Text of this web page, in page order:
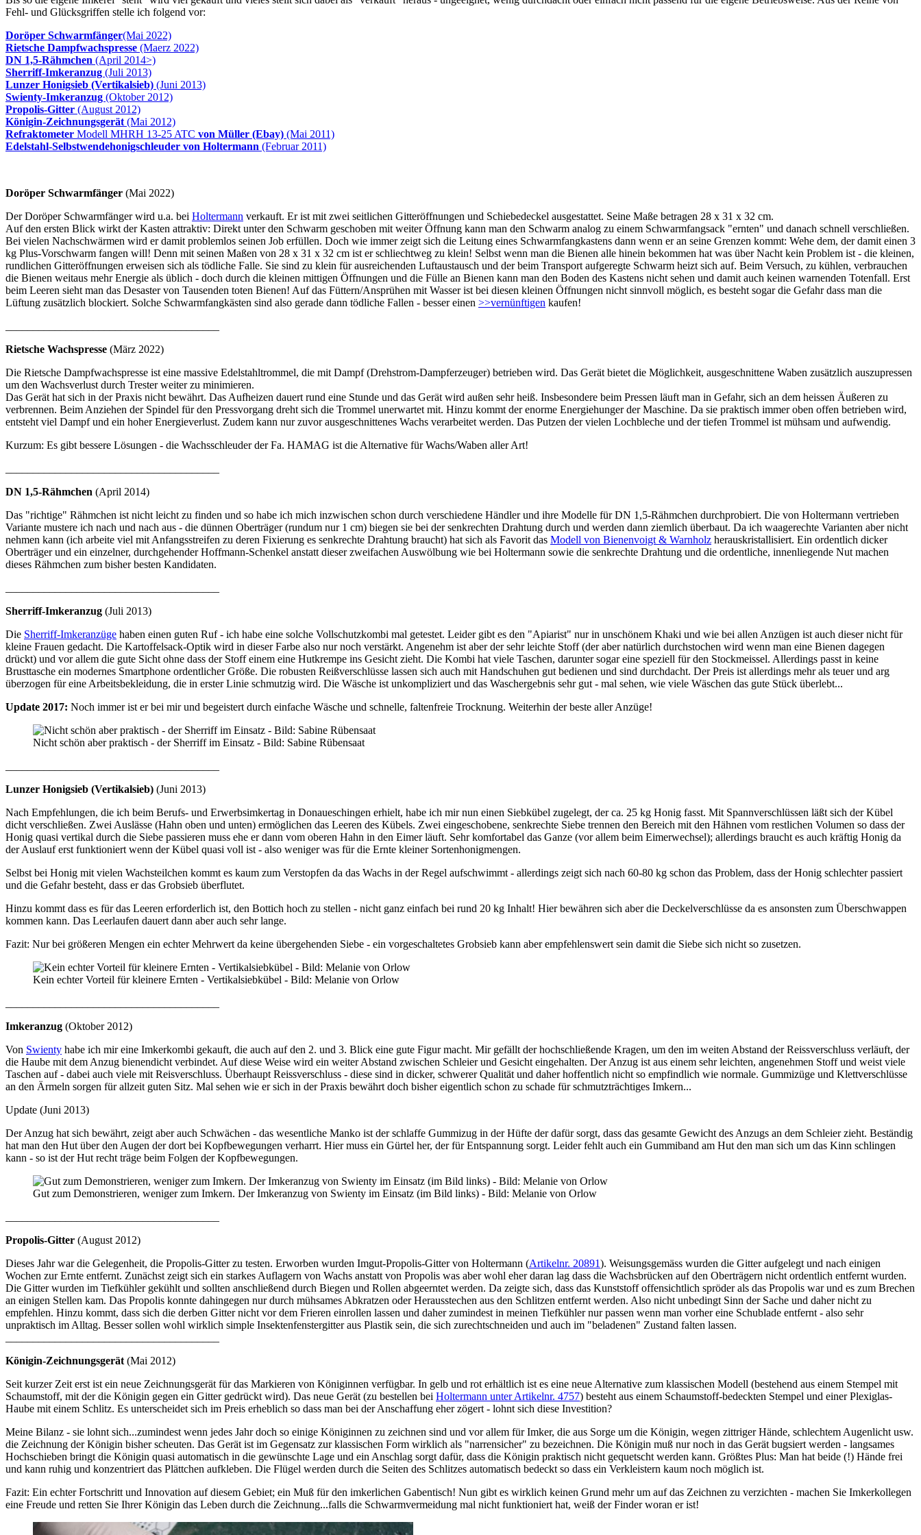
Fehl- und Glücksgriffen stelle ich folgend vor:
Doröper Schwarmfänger(Mai 2022)
Rietsche Dampfwachspresse (Maerz 2022)
DN 1,5-Rähmchen (April 2014>)
Sherriff-Imkeranzug (Juli 2013)
Lunzer Honigsieb (Vertikalsieb) (Juni 2013)
Swienty-Imkeranzug (Oktober 2012)
Propolis-Gitter (August 2012)
Königin-Zeichnungsgerät (Mai 2012)
Refraktometer Modell MHRH 13-25 ATC von Müller (Ebay) (Mai 2011)
Edelstahl-Selbstwendehonigschleuder von Holtermann (Februar 2011)
Doröper Schwarmfänger (Mai 2022)
Der Doröper Schwarmfänger wird u.a. bei Holtermann verkauft. Er ist mit zwei seitlichen Gitteröffnungen und Schiebedeckel ausgestattet. Seine Maße betragen 28 x 31 x 32 cm.
Auf den ersten Blick wirkt der Kasten attraktiv: Direkt unter den Schwarm geschoben mit weiter Öffnung kann man den Schwarm analog zu einem Schwarmfangsack "ernten" und danach schnell verschließen.
Bei vielen Nachschwärmen wird er damit problemlos seinen Job erfüllen. Doch wie immer zeigt sich die Leitung eines Schwarmfangkastens dann wenn er an seine Grenzen kommt: Wehe dem, der damit einen 3
kg Plus-Vorschwarm fangen will! Denn mit seinen Maßen von 28 x 31 x 32 cm ist er schliechtweg zu klein! Selbst wenn man die Bienen alle hinein bekommen hat was über Nacht kein Problem ist - die kleinen,
rundlichen Gitteröffnungen erweisen sich als tödliche Falle. Sie sind zu klein für ausreichenden Luftaustausch und der beim Transport aufgeregte Schwarm heizt sich auf. Beim Versuch, zu kühlen, verbrauchen
die Bienen weitaus mehr Energie als üblich - doch durch die kleinen mittigen Öffnungen und die Fülle an Bienen kann man den Boden des Kastens nicht sehen und damit auch keinen warnenden Totenfall. Erst
beim Leeren sieht man das Desaster von Tausenden toten Bienen! Auf das Füttern/Ansprühen mit Wasser ist bei diesen kleinen Öffnungen nicht sinnvoll möglich, es besteht sogar die Gefahr dass man die
Lüftung zusätzlich blockiert. Solche Schwarmfangkästen sind also gerade dann tödliche Fallen - besser einen >>vernünftigen kaufen!
Rietsche Wachspresse (März 2022)
Die Rietsche Dampfwachspresse ist eine massive Edelstahltrommel, die mit Dampf (Drehstrom-Dampferzeuger) betrieben wird. Das Gerät bietet die Möglichkeit, ausgeschnittene Waben zusätzlich auszupressen
um den Wachsverlust durch Trester weiter zu minimieren.
Das Gerät hat sich in der Praxis nicht bewährt. Das Aufheizen dauert rund eine Stunde und das Gerät wird außen sehr heiß. Insbesondere beim Pressen läuft man in Gefahr, sich an dem heissen Äußeren zu
verbrennen. Beim Anziehen der Spindel für den Pressvorgang dreht sich die Trommel unerwartet mit. Hinzu kommt der enorme Energiehunger der Maschine. Da sie praktisch immer oben offen betrieben wird,
entsteht viel Dampf und ein hoher Energieverlust. Zudem kann nur zuvor ausgeschnittenes Wachs verarbeitet werden. Das Putzen der vielen Lochbleche und der tiefen Trommel ist mühsam und aufwendig.
Kurzum: Es gibt bessere Lösungen - die Wachsschleuder der Fa. HAMAG ist die Alternative für Wachs/Waben aller Art!
DN 1,5-Rähmchen (April 2014)
Das "richtige" Rähmchen ist nicht leicht zu finden und so habe ich mich inzwischen schon durch verschiedene Händler und ihre Modelle für DN 1,5-Rähmchen durchprobiert. Die von Holtermann vertrieben
Variante mustere ich nach und nach aus - die dünnen Oberträger (rundum nur 1 cm) biegen sie bei der senkrechten Drahtung durch und werden dann ziemlich überbaut. Da ich waagerechte Varianten aber nicht
nehmen kann (ich arbeite viel mit Anfangsstreifen zu deren Fixierung es senkrechte Drahtung braucht) hat sich als Favorit das Modell von Bienenvoigt & Warnholz herauskristallisiert. Ein ordentlich dicker
Oberträger und ein einzelner, durchgehender Hoffmann-Schenkel anstatt dieser zweifachen Auswölbung wie bei Holtermann sowie die senkrechte Drahtung und die ordentliche, innenliegende Nut machen
dieses Rähmchen zum bisher besten Kandidaten.
Sherriff-Imkeranzug (Juli 2013)
Die Sherriff-Imkeranzüge haben einen guten Ruf - ich habe eine solche Vollschutzkombi mal getestet. Leider gibt es den "Apiarist" nur in unschönem Khaki und wie bei allen Anzügen ist auch dieser nicht für
kleine Frauen gedacht. Die Kartoffelsack-Optik wird in dieser Farbe also nur noch verstärkt. Angenehm ist aber der sehr leichte Stoff (der aber natürlich durchstochen wird wenn man eine Bienen dagegen
drückt) und vor allem die gute Sicht ohne dass der Stoff einem eine Hutkrempe ins Gesicht zieht. Die Kombi hat viele Taschen, darunter sogar eine speziell für den Stockmeissel. Allerdings passt in keine
Brusttasche ein modernes Smartphone ordentlicher Größe. Die robusten Reißverschlüsse lassen sich auch mit Handschuhen gut bedienen und sind durchdacht. Der Preis ist allerdings mehr als teuer und arg
überzogen für eine Arbeitsbekleidung, die in erster Linie schmutzig wird. Die Wäsche ist unkompliziert und das Waschergebnis sehr gut - mal sehen, wie viele Wäschen das gute Stück überlebt...
Update 2017: Noch immer ist er bei mir und begeistert durch einfache Wäsche und schnelle, faltenfreie Trocknung. Weiterhin der beste aller Anzüge!
Nicht schön aber praktisch - der Sherriff im Einsatz - Bild: Sabine Rübensaat
Lunzer Honigsieb (Vertikalsieb) (Juni 2013)
Nach Empfehlungen, die ich beim Berufs- und Erwerbsimkertag in Donaueschingen erhielt, habe ich mir nun einen Siebkübel zugelegt, der ca. 25 kg Honig fasst. Mit Spannverschlüssen läßt sich der Kübel
dicht verschließen. Zwei Auslässe (Hahn oben und unten) ermöglichen das Leeren des Kübels. Zwei eingeschobene, senkrechte Siebe trennen den Bereich mit den Hähnen vom restlichen Volumen so dass der
Honig quasi vertikal durch die Siebe passieren muss ehe er dann vom oberen Hahn in den Eimer läuft. Sehr komfortabel das Ganze (vor allem beim Eimerwechsel); allerdings braucht es auch kräftig Honig da
der Auslauf erst funktioniert wenn der Kübel quasi voll ist - also weniger was für die Ernte kleiner Sortenhonigmengen.
Selbst bei Honig mit vielen Wachsteilchen kommt es kaum zum Verstopfen da das Wachs in der Regel aufschwimmt - allerdings zeigt sich nach 60-80 kg schon das Problem, dass der Honig schlechter passiert
und die Gefahr besteht, dass er das Grobsieb überflutet.
Hinzu kommt dass es für das Leeren erforderlich ist, den Bottich hoch zu stellen - nicht ganz einfach bei rund 20 kg Inhalt! Hier bewähren sich aber die Deckelverschlüsse da es ansonsten zum Überschwappen
kommen kann. Das Leerlaufen dauert dann aber auch sehr lange.
Fazit: Nur bei größeren Mengen ein echter Mehrwert da keine übergehenden Siebe - ein vorgeschaltetes Grobsieb kann aber empfehlenswert sein damit die Siebe sich nicht so zusetzen.
Kein echter Vorteil für kleinere Ernten - Vertikalsiebkübel - Bild: Melanie von Orlow
Imkeranzug (Oktober 2012)
Von Swienty habe ich mir eine Imkerkombi gekauft, die auch auf den 2. und 3. Blick eine gute Figur macht. Mir gefällt der hochschließende Kragen, um den im weiten Abstand der Reissverschluss verläuft, der
die Haube mit dem Anzug bienendicht verbindet. Auf diese Weise wird ein weiter Abstand zwischen Schleier und Gesicht eingehalten. Der Anzug ist aus einem sehr leichten, angenehmen Stoff und weist viele
Taschen auf - dabei auch viele mit Reisverschluss. Überhaupt Reissverschluss - diese sind in dicker, schwerer Qualität und daher hoffentlich nicht so empfindlich wie normale. Gummizüge und Klettverschlüsse
an den Ärmeln sorgen für allzeit guten Sitz. Mal sehen wie er sich in der Praxis bewährt doch bisher eigentlich schon zu schade für schmutzträchtiges Imkern...
Update (Juni 2013)
Der Anzug hat sich bewährt, zeigt aber auch Schwächen - das wesentliche Manko ist der schlaffe Gummizug in der Hüfte der dafür sorgt, dass das gesamte Gewicht des Anzugs an dem Schleier zieht. Beständig
hat man den Hut über den Augen der dort bei Kopfbewegungen verharrt. Hier muss ein Gürtel her, der für Entspannung sorgt. Leider fehlt auch ein Gummiband am Hut den man sich um das Kinn schlingen
kann - so ist der Hut recht träge beim Folgen der Kopfbewegungen.
Gut zum Demonstrieren, weniger zum Imkern. Der Imkeranzug von Swienty im Einsatz (im Bild links) - Bild: Melanie von Orlow
Propolis-Gitter (August 2012)
Dieses Jahr war die Gelegenheit, die Propolis-Gitter zu testen. Erworben wurden Imgut-Propolis-Gitter von Holtermann (Artikelnr. 20891). Weisungsgemäss wurden die Gitter aufgelegt und nach einigen
Wochen zur Ernte entfernt. Zunächst zeigt sich ein starkes Auflagern von Wachs anstatt von Propolis was aber wohl eher daran lag dass die Wachsbrücken auf den Oberträgern nicht ordentlich entfernt wurden.
Die Gitter wurden im Tiefkühler gekühlt und sollten anschließend durch Biegen und Rollen abgeerntet werden. Da zeigte sich, dass das Kunststoff offensichtlich spröder als das Propolis war und es zum Brechen
an einigen Stellen kam. Das Propolis konnte dahingegen nur durch mühsames Abkratzen oder Herausstechen aus den Schlitzen entfernt werden. Also nicht unbedingt Sinn der Sache und daher nicht zu
empfehlen. Hinzu kommt, dass sich die derben Gitter nicht vor dem Frieren einrollen lassen und daher zumindest in meinen Tiefkühler nur passen wenn man vorher eine Schublade entfernt - also sehr
unpraktisch im Alltag. Besser sollen wohl wirklich simple Insektenfenstergitter aus Plastik sein, die sich zurechtschneiden und auch im "beladenen" Zustand falten lassen.
Königin-Zeichnungsgerät (Mai 2012)
Seit kurzer Zeit erst ist ein neue Zeichnungsgerät für das Markieren von Königinnen verfügbar. In gelb und rot erhältlich ist es eine neue Alternative zum klassischen Modell (bestehend aus einem Stempel mit
Schaumstoff, mit der die Königin gegen ein Gitter gedrückt wird). Das neue Gerät (zu bestellen bei Holtermann unter Artikelnr. 4757) besteht aus einem Schaumstoff-bedeckten Stempel und einer Plexiglas-
Haube mit einem Schlitz. Es unterscheidet sich im Preis erheblich so dass man bei der Anschaffung eher zögert - lohnt sich diese Investition?
Meine Bilanz - sie lohnt sich...zumindest wenn jedes Jahr doch so einige Königinnen zu zeichnen sind und vor allem für Imker, die aus Sorge um die Königin, wegen zittriger Hände, schlechtem Augenlicht usw.
die Zeichnung der Königin bisher scheuten. Das Gerät ist im Gegensatz zur klassischen Form wirklich als "narrensicher" zu bezeichnen. Die Königin muß nur noch in das Gerät bugsiert werden - langsames
Hochschieben bringt die Königin quasi automatisch in die gewünschte Lage und ein Anschlag sorgt dafür, dass die Königin praktisch nicht gequetscht werden kann. Größtes Plus: Man hat beide (!) Hände frei
und kann ruhig und konzentriert das Plättchen aufkleben. Die Flügel werden durch die Seiten des Schlitzes automatisch bedeckt so dass ein Verkleistern kaum noch möglich ist.
Fazit: Ein echter Fortschritt und Innovation auf diesem Gebiet; ein Muß für den imkerlichen Gabentisch! Nun gibt es wirklich keinen Grund mehr um auf das Zeichnen zu verzichten - machen Sie Imkerkollegen
eine Freude und retten Sie Ihrer Königin das Leben durch die Zeichnung...falls die Schwarmvermeidung mal nicht funktioniert hat, weiß der Finder woran er ist!